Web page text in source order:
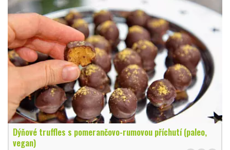
Dýňové truffles s pomerančovo-rumovou příchutí (paleo,
vegan)